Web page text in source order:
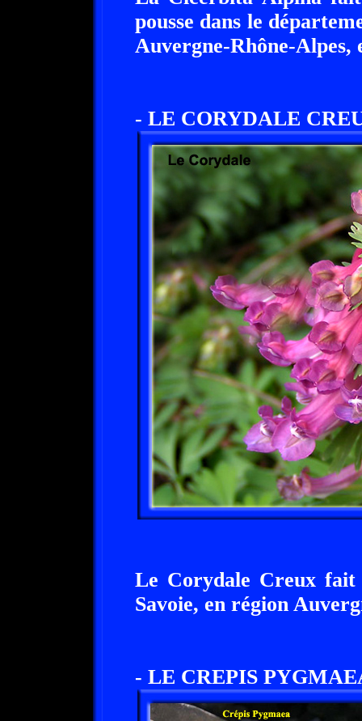
pousse dans le
Auvergne-Rhône-Alpes,
- LE CORYDALE
Le Corydale Creux
Savoie, en région
- LE CREPIS